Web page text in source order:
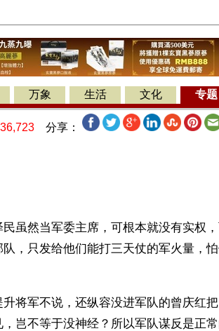
万象 生活 文化 专题
36,723 分享：
虽然当军委主席，可根本就没有实权
，只发给他们能打三天仗的军火量，
将军不说，还纵容没进军队的曾庆红
岂不等于没神经？所以军队谋反是正